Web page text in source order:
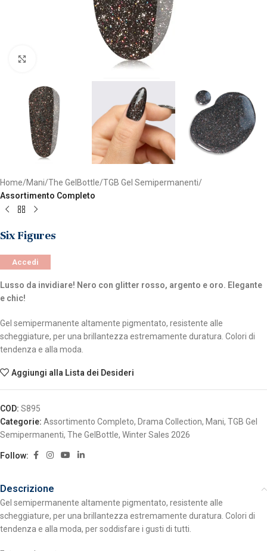
Home Mani The GelBottle TGB Gel Semipermanenti
Assortimento Completo
Six Figures
Accedi
Lusso da invidiare! Nero con glitter rosso, argento e oro. Elegante
e chic!
Gel semipermanente altamente pigmentato, resistente alle
scheggiature, per una brillantezza estremamente duratura. Colori di
tendenza e alla moda.
Aggiungi alla Lista dei Desideri
COD: S895
Categorie: Assortimento Completo, Drama Collection, Mani, TGB Gel
Semipermanenti, The GelBottle, Winter Sales 2026
Follow:
Descrizione
Gel semipermanente altamente pigmentato, resistente alle
scheggiature, per una brillantezza estremamente duratura. Colori di
tendenza e alla moda, per soddisfare i gusti di tutti.